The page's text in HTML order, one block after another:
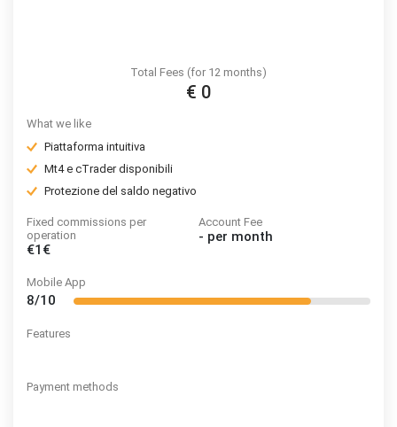
Total Fees (for 12 months)
€ 0
What we like
Piattaforma intuitiva
Mt4 e cTrader disponibili
Protezione del saldo negativo
Fixed commissions per
operation
€1€
Account Fee
- per month
Mobile App
8/10
Features
Payment methods